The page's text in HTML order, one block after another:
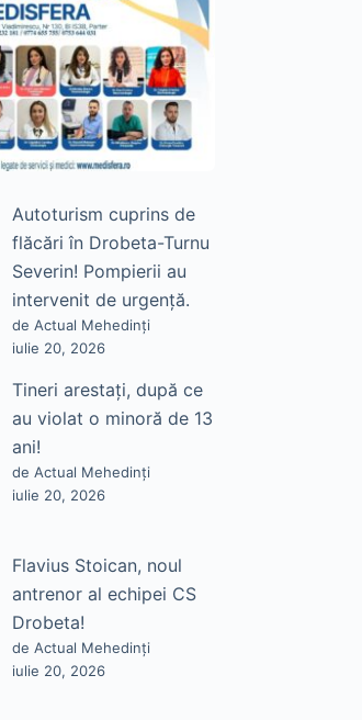
Autoturism cuprins de
flăcări în Drobeta-Turnu
Severin! Pompierii au
intervenit de urgență.
de Actual Mehedinți
iulie 20, 2026
Tineri arestați, după ce
au violat o minoră de 13
ani!
de Actual Mehedinți
iulie 20, 2026
Flavius Stoican, noul
antrenor al echipei CS
Drobeta!
de Actual Mehedinți
iulie 20, 2026